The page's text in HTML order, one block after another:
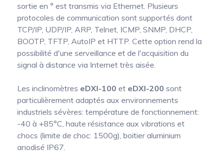
sortie en ° est transmis via Ethernet. Plusieurs
protocoles de communication sont supportés dont
TCP/IP, UDP/IP, ARP, Telnet, ICMP, SNMP, DHCP,
BOOTP, TFTP, AutoIP et HTTP. Cette option rend la
possibilité d'une serveillance et de l'acquisition du
signal à distance via Internet très aisée.
Les inclinomètres eDXI-100 et eDXI-200 sont
particulièrement adaptés aux environnements
industriels sévères: température de fonctionnement:
-40 à +85°C, haute résistance aux vibrations et
chocs (limite de choc: 1500g), boitier aluminium
anodisé IP67.